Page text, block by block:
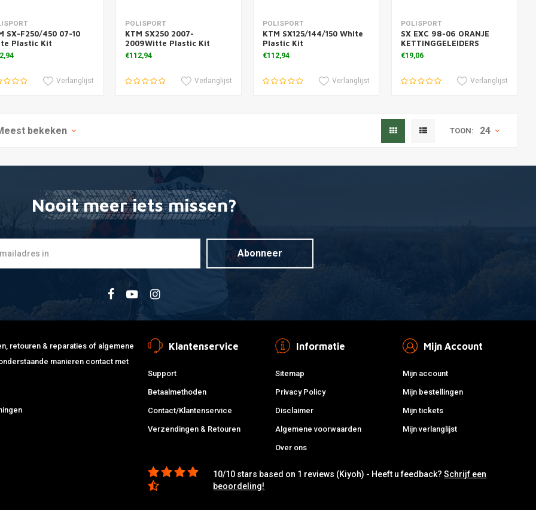
aan winkelwagen
SX-F250/450 07-10
Plastic Kit
Verlanglijst
Toevoegen aan winkelwagen
POLISPORT
KTM SX250 2007-
2009Witte Plastic Kit
€112,94
Verlanglijst
Toevoegen aan winkelwagen
POLISPORT
KTM SX125/144/150 White
Plastic Kit
€112,94
Verlanglijst
Toevoegen aan winkelwagen
POLISPORT
SX EXC 98-06 ORANJE
KETTINGGELEIDERS
€19,06
Verlanglijst
bekeken TOON: 24
Nooit meer iets missen?
Abonneer
retouren & reparaties of algemene
manieren contact met
Klantenservice
Support
Betaalmethoden
Contact/Klantenservice
Verzendingen & Retouren
Informatie
Sitemap
Privacy Policy
Disclaimer
Algemene voorwaarden
Over ons
Mijn Account
Mijn account
Mijn bestellingen
Mijn tickets
Mijn verlanglijst
10/10 stars based on 1 reviews (Kiyoh) - Heeft u feedback?Schrijf een
beoordeling!